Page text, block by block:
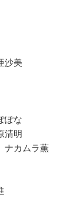
沙美
ぽな
清明
ナカムラ薫